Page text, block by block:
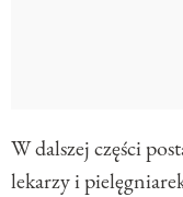
W dalszej części
lekarzy i